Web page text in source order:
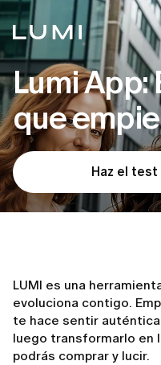
Lumi App:
que
Haz el test
LUMI es una
evoluciona contigo.
te hace sentir
luego transformarlo en
podrás comprar y lucir.